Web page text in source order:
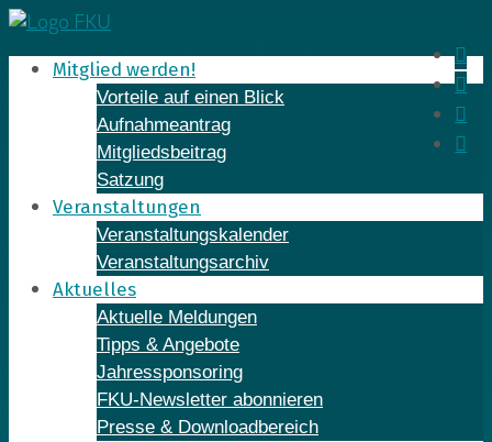
Skip
to
contentMitglied werden!
Vorteile auf einen Blick
Aufnahmeantrag
Mitgliedsbeitrag
Satzung
Veranstaltungen
Veranstaltungskalender
Veranstaltungsarchiv
Aktuelles
Aktuelle Meldungen
Tipps & Angebote
Jahressponsoring
FKU-Newsletter abonnieren
Presse & Downloadbereich